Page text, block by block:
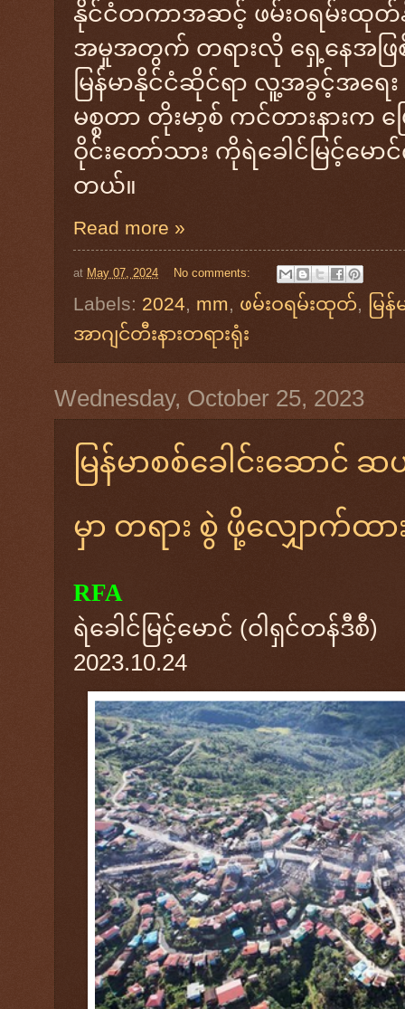
နိုင်ငံတကာအဆင့် ဖမ်းဝရမ်းထုတ်
အမှုအတွက် တရားလို ရှေ့နေအဖ
မြန်မာနိုင်ငံဆိုင်ရာ လူ့အခွင့်အရ
မစ္စတာ တိုးမာ့စ် ကင်တားနားက ပ
ဝိုင်းတော်သား ကိုရဲခေါင်မြင့်မော
တယ်။
Read more »
at May 07, 2024 No comments:
Labels: 2024, mm, ဖမ်းဝရမ်းထုတ်,
မြ
အာဂျင်တီးနားတရားရုံး
Wednesday, October 25, 2023
မြန်မာစစ်ခေါင်းဆောင်
မှာ တရား စွဲ ဖို့လျှောက်ထာ
RFA
ရဲခေါင်မြင့်မောင် (ဝါရှင်တန်ဒီစီ)
2023.10.24